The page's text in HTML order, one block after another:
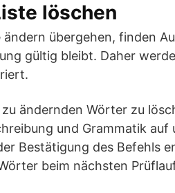
löschen
ändern übergehen, finden
gültig bleibt. Daher
ändernden Wörter zu
und Grammatik
Bestätigung des Befehls
beim nächsten